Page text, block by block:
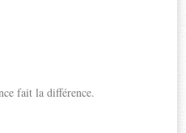
fait la différence.